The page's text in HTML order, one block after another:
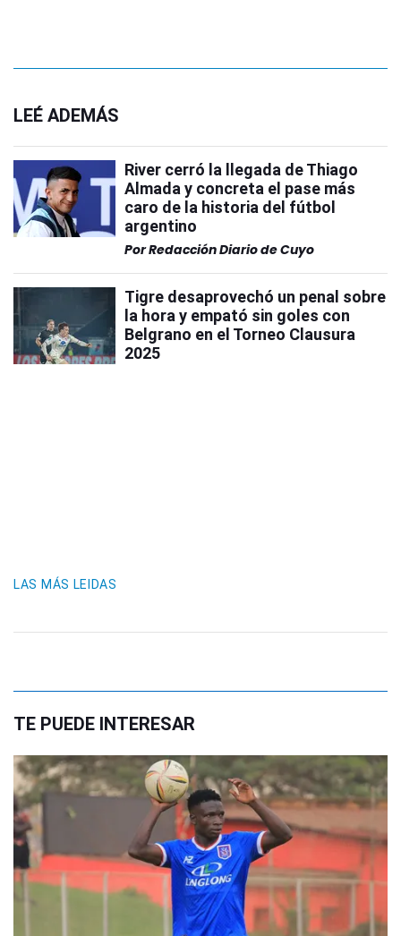
LEÉ ADEMÁS
River cerró la llegada de Thiago
Almada y concreta el pase más
caro de la historia del fútbol
argentino
PorRedacción Diario de Cuyo
Tigre desaprovechó un penal sobre
la hora y empató sin goles con
Belgrano en el Torneo Clausura
2025
LAS MÁS LEIDAS
TE PUEDE INTERESAR